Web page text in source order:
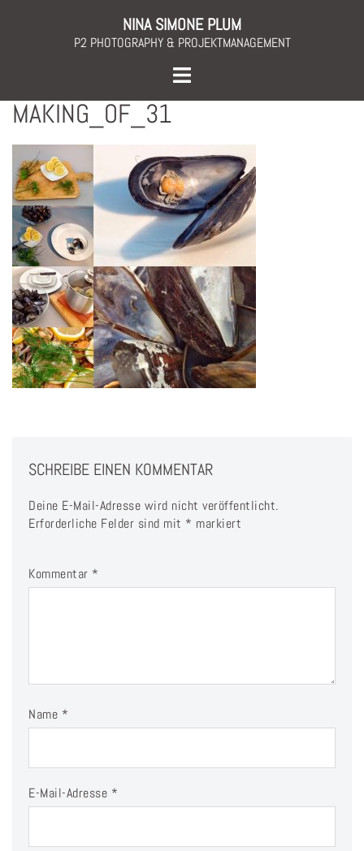
NINA SIMONE PLUM
P2 PHOTOGRAPHY & PROJEKTMANAGEMENT
Toggle
menu
MAKING_OF_31
SCHREIBE EINEN KOMMENTAR
Deine E-Mail-Adresse wird nicht veröffentlicht.
Erforderliche Felder sind mit * markiert
Kommentar *
Name *
E-Mail-Adresse *